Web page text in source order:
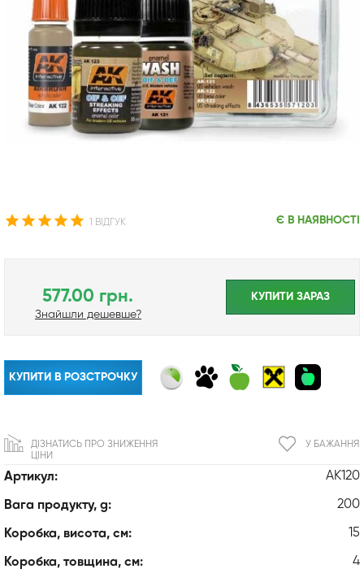
1 ВІДГУК Є В НАЯВНОСТІ
Артикул: AK120
Вага продукту, g: 200
Коробка, висота, см: 15
Коробка, товщина, см: 4
577.00 грн.
Знайшли дешевше?
КУПИТИ ЗАРАЗ
КУПИТИ В РОЗСТРОЧКУ
У БАЖАННЯ
ДІЗНАТИСЬ ПРО ЗНИЖЕННЯ
ЦІНИ